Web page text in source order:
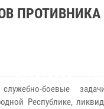
ПРОТИВНИКА
боевые
Республике,